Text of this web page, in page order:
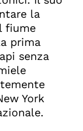
la
fiume
prima
senza
York